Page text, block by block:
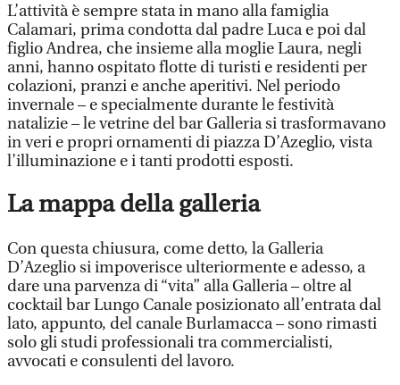
L’attività è sempre stata in mano alla famiglia
Calamari, prima condotta dal padre Luca e poi dal
figlio Andrea, che insieme alla moglie Laura, negli
anni, hanno ospitato flotte di turisti e residenti per
colazioni, pranzi e anche aperitivi. Nel periodo
invernale – e specialmente durante le festività
natalizie – le vetrine del bar Galleria si trasformavano
in veri e propri ornamenti di piazza D’Azeglio, vista
l’illuminazione e i tanti prodotti esposti.
La mappa della galleria
Con questa chiusura, come detto, la Galleria
D’Azeglio si impoverisce ulteriormente e adesso, a
dare una parvenza di “vita” alla Galleria – oltre al
cocktail bar Lungo Canale posizionato all’entrata dal
lato, appunto, del canale Burlamacca – sono rimasti
solo gli studi professionali tra commercialisti,
avvocati e consulenti del lavoro.